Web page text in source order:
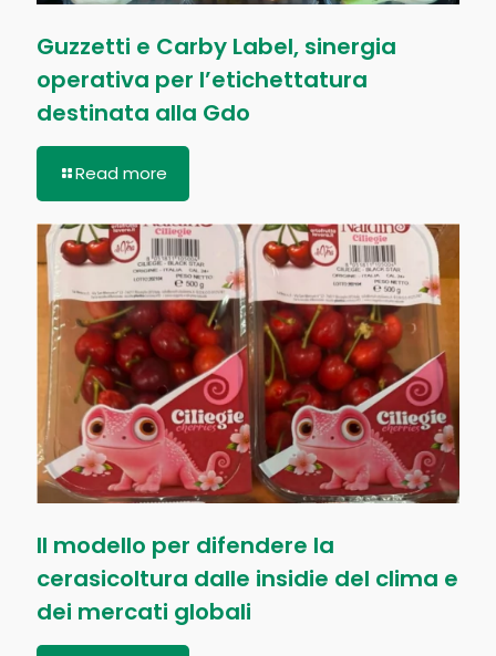
Guzzetti e Carby Label, sinergia
operativa per l’etichettatura
destinata alla Gdo
Read more
Il modello per difendere la
cerasicoltura dalle insidie del clima e
dei mercati globali